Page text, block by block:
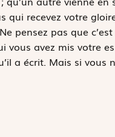
qui recevez votre
pensez pas que
vous avez mis votre
a écrit. Mais si vous